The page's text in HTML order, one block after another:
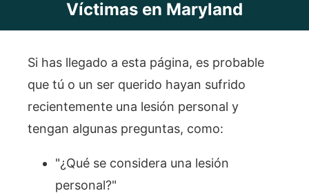
Víctimas en Maryland
Si has llegado a esta página, es probable
que tú o un ser querido hayan sufrido
recientemente una lesión personal y
tengan algunas preguntas, como:
"¿Qué se considera una lesión
personal?"